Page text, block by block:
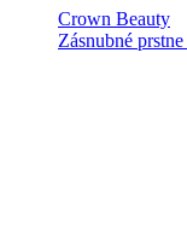
Crown Beauty
Zásnubné